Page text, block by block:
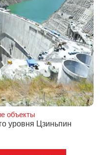
объекты
уровня Цзиньпин